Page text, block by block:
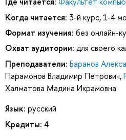
Когда читается: 3-й курс, 1-4
Формат изучения: без онлайн-
Охват аудитории: для своего
Преподаватели: Баранов
Парамонов Владимир Петрович,
Халматова Мадина Икрамовна
Язык: русский
Кредиты: 4